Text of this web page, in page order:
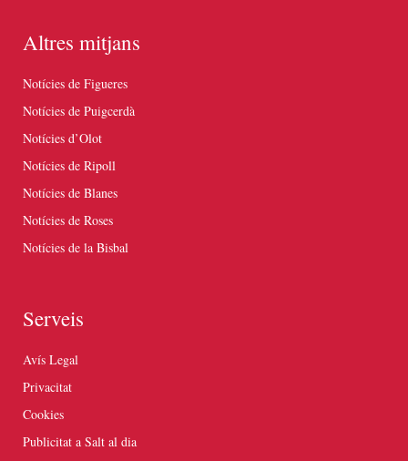
Altres mitjans
Notícies de Figueres
Notícies de Puigcerdà
Notícies d’Olot
Notícies de Ripoll
Notícies de Blanes
Notícies de Roses
Notícies de la Bisbal
Serveis
Avís Legal
Privacitat
Cookies
Publicitat a Salt al dia